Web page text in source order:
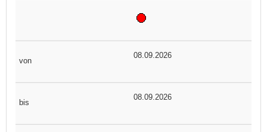
08.09.2026
08.09.2026